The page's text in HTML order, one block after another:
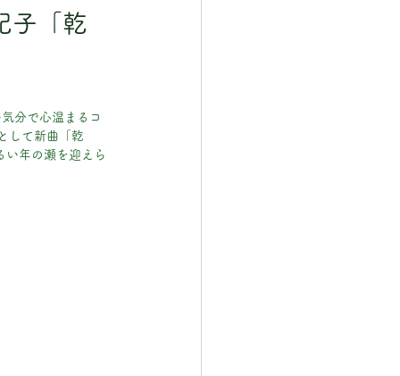
子「乾
分で心温まるコ
して新曲「乾
い年の瀬を迎えら